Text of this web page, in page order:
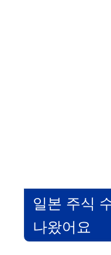
일본 주식
나왔어요